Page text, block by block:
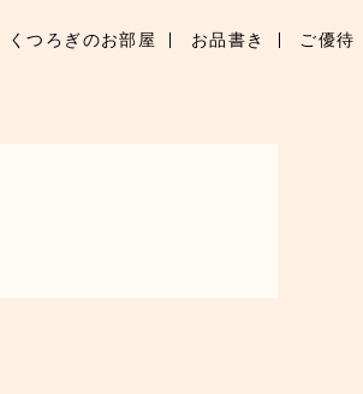
くつろぎのお部屋 お品書き ご優待